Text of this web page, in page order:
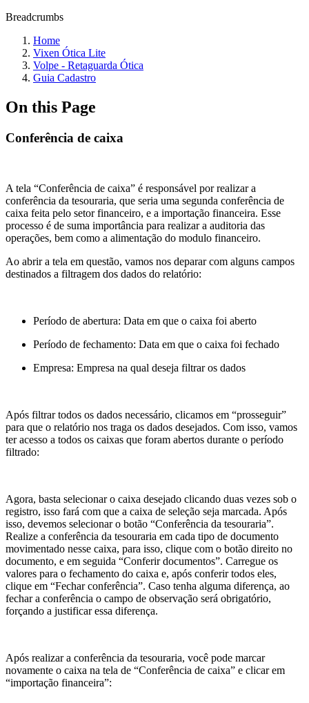
Breadcrumbs
Home
Vixen Ótica Lite
Volpe - Retaguarda Ótica
Guia Cadastro
On this Page
Conferência de caixa
A tela “Conferência de caixa” é responsável por realizar a
conferência da tesouraria, que seria uma segunda conferência de
caixa feita pelo setor financeiro, e a importação financeira. Esse
processo é de suma importância para realizar a auditoria das
operações, bem como a alimentação do modulo financeiro.
Ao abrir a tela em questão, vamos nos deparar com alguns campos
destinados a filtragem dos dados do relatório:
Período de abertura: Data em que o caixa foi aberto
Período de fechamento: Data em que o caixa foi fechado
Empresa: Empresa na qual deseja filtrar os dados
Após filtrar todos os dados necessário, clicamos em “prosseguir”
para que o relatório nos traga os dados desejados. Com isso, vamos
ter acesso a todos os caixas que foram abertos durante o período
filtrado:
Agora, basta selecionar o caixa desejado clicando duas vezes sob o
registro, isso fará com que a caixa de seleção seja marcada. Após
isso, devemos selecionar o botão “Conferência da tesouraria”.
Realize a conferência da tesouraria em cada tipo de documento
movimentado nesse caixa, para isso, clique com o botão direito no
documento, e em seguida “Conferir documentos”. Carregue os
valores para o fechamento do caixa e, após conferir todos eles,
clique em “Fechar conferência”. Caso tenha alguma diferença, ao
fechar a conferência o campo de observação será obrigatório,
forçando a justificar essa diferença.
Após realizar a conferência da tesouraria, você pode marcar
novamente o caixa na tela de “Conferência de caixa” e clicar em
“importação financeira”: